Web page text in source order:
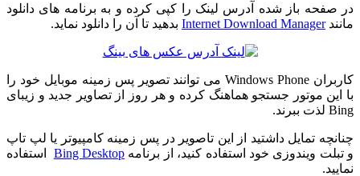
در صفحه باز شده آدرس لینک را کپی کرده و به برنامه های دانلود
مانندInternet Download Manager بدهید تا آن را دانلود نماید.
کاربران Windows Phone می توانند تصویر پس زمینه موبایل خود را
با این موتور جستجو هماهنگ کرده و هر روز از تصاویر جدید و زیبای
Bing لذت ببرند.
چنانچه تمایل داشتید از این تاصویر در پس زمینه کامپیوتر یا لپ تاپ
و تبلت ویندوزی خود استفاده کنید، از برنامه Bing Desktop استفاده
نمایید.